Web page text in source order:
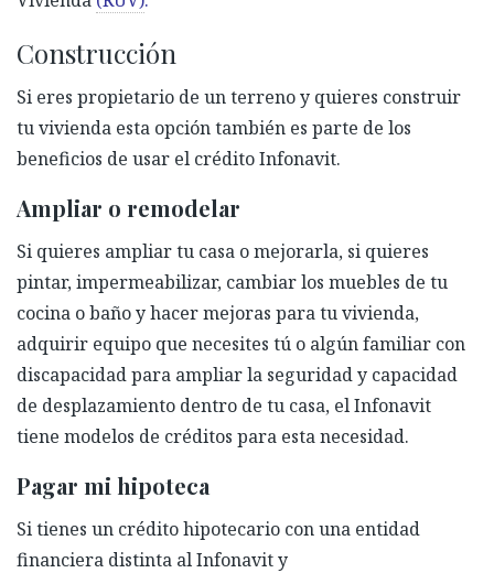
Construcción
Si eres propietario de un terreno y quieres construir
tu vivienda esta opción también es parte de los
beneficios de usar el crédito Infonavit.
Ampliar o remodelar
Si quieres ampliar tu casa omejorarla, si quieres
pintar, impermeabilizar, cambiar los muebles de tu
cocina o baño y hacer mejoras para tu vivienda,
adquirir equipo que necesites tú o algún familiar con
discapacidad para ampliar la seguridad y capacidad
de desplazamiento dentro de tu casa, el Infonavit
tiene modelos de créditos para esta necesidad.
Pagar mi hipoteca
Si tienes un crédito hipotecario con una entidad
financiera distinta al Infonavit y